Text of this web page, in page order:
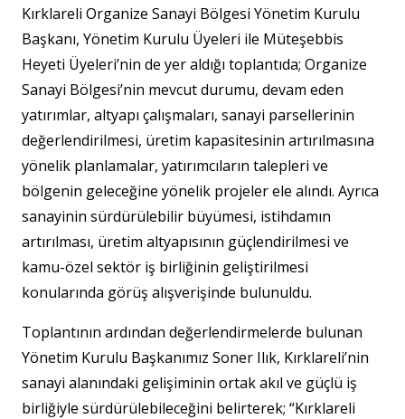
Kırklareli Organize Sanayi Bölgesi Yönetim Kurulu
Başkanı, Yönetim Kurulu Üyeleri ile Müteşebbis
Heyeti Üyeleri’nin de yer aldığı toplantıda; Organize
Sanayi Bölgesi’nin mevcut durumu, devam eden
yatırımlar, altyapı çalışmaları, sanayi parsellerinin
değerlendirilmesi, üretim kapasitesinin artırılmasına
yönelik planlamalar, yatırımcıların talepleri ve
bölgenin geleceğine yönelik projeler ele alındı. Ayrıca
sanayinin sürdürülebilir büyümesi, istihdamın
artırılması, üretim altyapısının güçlendirilmesi ve
kamu-özel sektör iş birliğinin geliştirilmesi
konularında görüş alışverişinde bulunuldu.
Toplantının ardından değerlendirmelerde bulunan
Yönetim Kurulu Başkanımız Soner Ilık, Kırklareli’nin
sanayi alanındaki gelişiminin ortak akıl ve güçlü iş
birliğiyle sürdürülebileceğini belirterek; “Kırklareli